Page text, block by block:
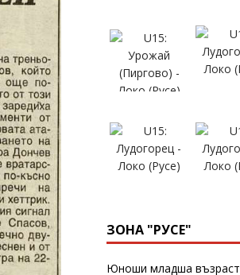
ЗОНА "РУСЕ"
Юноши младша възраст